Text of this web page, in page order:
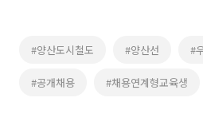
#양산도시철도 #양산선 #
#공개채용 #채용연계형교육생